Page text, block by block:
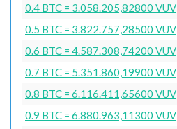
0.4 BTC = 3.058.205,82800 VUV
0.5 BTC = 3.822.757,28500 VUV
0.6 BTC = 4.587.308,74200 VUV
0.7 BTC = 5.351.860,19900 VUV
0.8 BTC = 6.116.411,65600 VUV
0.9 BTC = 6.880.963,11300 VUV